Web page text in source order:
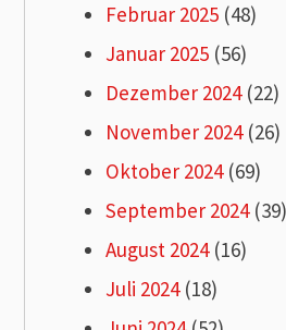
Februar 2025 (48)
Januar 2025 (56)
Dezember 2024(22)
November 2024(26)
Oktober 2024(69)
September 2024(39)
August 2024(16)
Juli 2024(18)